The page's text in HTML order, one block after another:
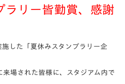
ラリー皆勤賞、感謝
した「夏休みスタンプラリー企
来場された皆様に、スタジアム内で